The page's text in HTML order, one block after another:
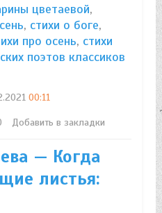
цветаевой,
, стихи о боге,
про осень, стихи
поэтов классиков
00:11
Добавить в закладки
— Когда
листья: